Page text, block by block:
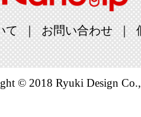
て お問い合わせ
© 2018 Ryuki Design